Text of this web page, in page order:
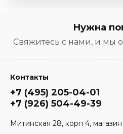
Нужна
Свяжитесь с нами, и мы
Контакты
+7 (495) 205-04-01
+7 (926) 504-49-39
Митинская 28, корп 4,